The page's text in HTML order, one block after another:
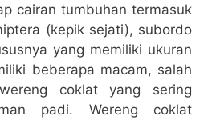
cairan tumbuhan termasuk
(kepik sejati), subordo
yang memiliki ukuran
beberapa macam, salah
coklat yang sering
padi. Wereng coklat